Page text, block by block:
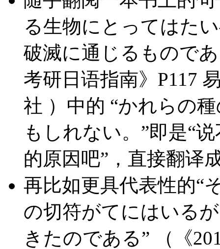
る生物にとってはた
破滅に通じるもので
考研日语指南》P117
社 ）中的 “かれらの
もしれない。”即是“
的原因吧”，直接翻译
再比如更具代表性的“
の切符がてにはいる
きたのである” （《